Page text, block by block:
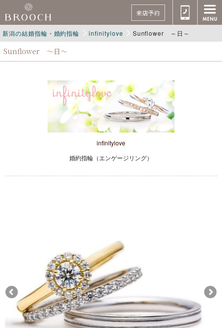
来店予約
新潟の結婚指輪・婚約指輪 infinitylove Sunflower ～日～
Sunflower ～日～
infinitylove
婚約指輪（エンゲージリング）